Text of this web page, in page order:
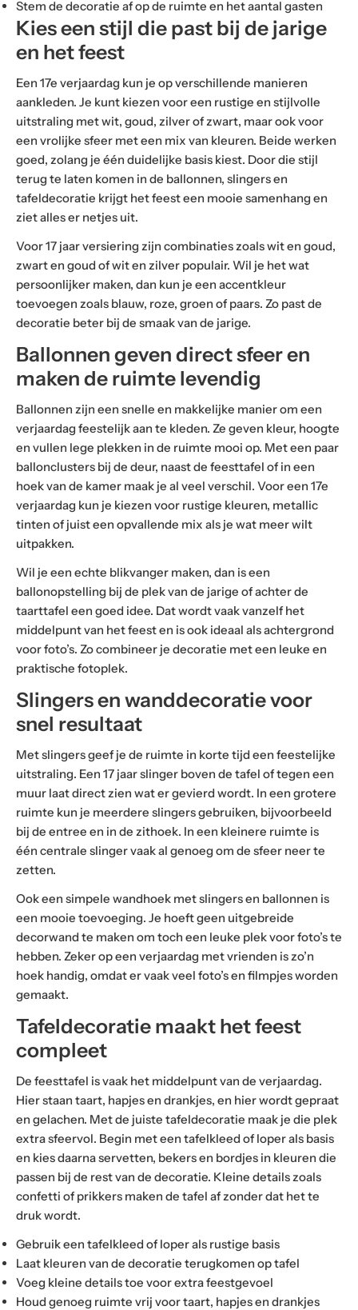
Stem de decoratie af op de ruimte en het aantal gasten
Kies een stijl die past bij de jarige
en het feest
Een 17e verjaardag kun je op verschillende manieren
aankleden. Je kunt kiezen voor een rustige en stijlvolle
uitstraling met wit, goud, zilver of zwart, maar ook voor
een vrolijke sfeer met een mix van kleuren. Beide werken
goed, zolang je één duidelijke basis kiest. Door die stijl
terug te laten komen in de ballonnen, slingers en
tafeldecoratie krijgt het feest een mooie samenhang en
ziet alles er netjes uit.
Voor 17 jaar versiering zijn combinaties zoals wit en goud,
zwart en goud of wit en zilver populair. Wil je het wat
persoonlijker maken, dan kun je een accentkleur
toevoegen zoals blauw, roze, groen of paars. Zo past de
decoratie beter bij de smaak van de jarige.
Ballonnen geven direct sfeer en
maken de ruimte levendig
Ballonnen zijn een snelle en makkelijke manier om een
verjaardag feestelijk aan te kleden. Ze geven kleur, hoogte
en vullen lege plekken in de ruimte mooi op. Met een paar
ballonclusters bij de deur, naast de feesttafel of in een
hoek van de kamer maak je al veel verschil. Voor een 17e
verjaardag kun je kiezen voor rustige kleuren, metallic
tinten of juist een opvallende mix als je wat meer wilt
uitpakken.
Wil je een echte blikvanger maken, dan is een
ballonopstelling bij de plek van de jarige of achter de
taarttafel een goed idee. Dat wordt vaak vanzelf het
middelpunt van het feest en is ook ideaal als achtergrond
voor foto’s. Zo combineer je decoratie met een leuke en
praktische fotoplek.
Slingers en wanddecoratie voor
snel resultaat
Met slingers geef je de ruimte in korte tijd een feestelijke
uitstraling. Een 17 jaar slinger boven de tafel of tegen een
muur laat direct zien wat er gevierd wordt. In een grotere
ruimte kun je meerdere slingers gebruiken, bijvoorbeeld
bij de entree en in de zithoek. In een kleinere ruimte is
één centrale slinger vaak al genoeg om de sfeer neer te
zetten.
Ook een simpele wandhoek met slingers en ballonnen is
een mooie toevoeging. Je hoeft geen uitgebreide
decorwand te maken om toch een leuke plek voor foto’s te
hebben. Zeker op een verjaardag met vrienden is zo’n
hoek handig, omdat er vaak veel foto’s en filmpjes worden
gemaakt.
Tafeldecoratie maakt het feest
compleet
De feesttafel is vaak het middelpunt van de verjaardag.
Hier staan taart, hapjes en drankjes, en hier wordt gepraat
en gelachen. Met de juiste tafeldecoratie maak je die plek
extra sfeervol. Begin met een tafelkleed of loper als basis
en kies daarna servetten, bekers en bordjes in kleuren die
passen bij de rest van de decoratie. Kleine details zoals
confetti of prikkers maken de tafel af zonder dat het te
druk wordt.
Gebruik een tafelkleed of loper als rustige basis
Laat kleuren van de decoratie terugkomen op tafel
Voeg kleine details toe voor extra feestgevoel
Houd genoeg ruimte vrij voor taart, hapjes en drankjes